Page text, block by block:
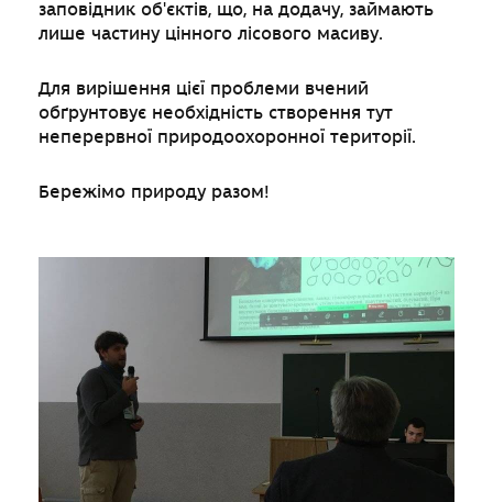
заповідник об'єктів, що, на додачу, займають
лише частину цінного лісового масиву.
Для вирішення цієї проблеми вчений
обґрунтовує необхідність створення тут
неперервної природоохоронної території.
Бережімо природу разом!